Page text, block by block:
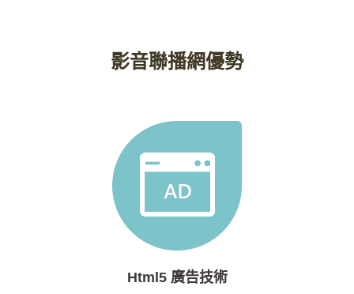
影音聯播網優勢
Html5 廣告技術